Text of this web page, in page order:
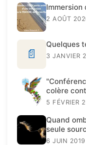
Immersion
2 AOÛT
📄
Quelques
3 JANVIER
colère
5 FÉVRIER
Quand
seule
présent.
6 JUIN 2019